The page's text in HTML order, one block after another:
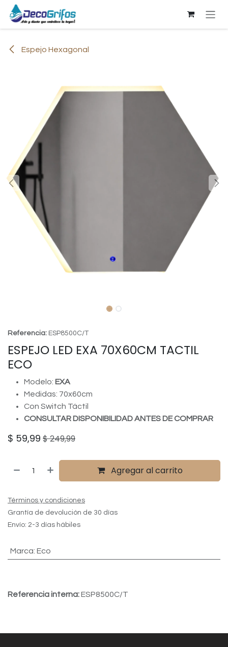
Ir al contenido
Espejo Hexagonal
Referencia: ESP8500C/T
ESPEJO LED EXA 70X60CM TACTIL
ECO
Modelo: EXA
Medidas: 70x60cm
Con Switch Táctil
CONSULTAR DISPONIBILIDAD ANTES DE COMPRAR
$ 59,99 $249,99
Agregar al carrito
Términos y condiciones
Grantía de devolución de 30 días
Envío: 2-3 días hábiles
Marca: Eco
Referencia interna:ESP8500C/T